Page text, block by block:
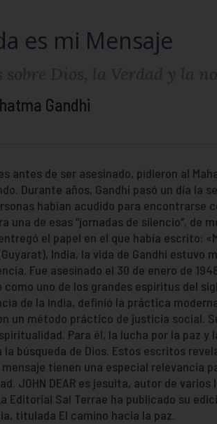
es mi Mensaje
Gandhi
antes de ser asesinado, pidieron al
Durante años, Gandhi pasó un día la
habían acudido para encontrarse
una de esas “jornadas de silencio”, de
el papel en el que había escrito:
India, la vida de Gandhi estuvo
Fue asesinado el 30 de enero de
como uno de los grandes espíritus del
de la India, definió la práctica
un método práctico de justicia social.
Para él, la lucha por la paz
la búsqueda de Dios. Estos escritos
tienen una especial relevancia
JOHN DEAR es jesuita, autor de
Editorial Sal Terrae ha publicado su
titulada El camino hacia la paz.